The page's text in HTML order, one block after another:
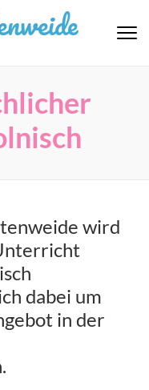
wird
dabei um
in der